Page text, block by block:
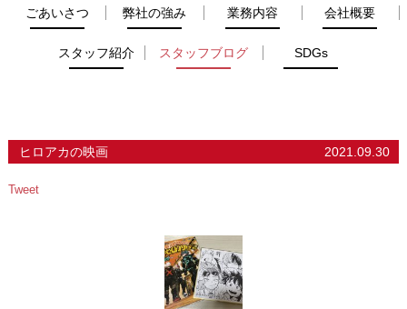
ごあいさつ 弊社の強み 業務内容 会社概要
スタッフ紹介 スタッフブログ SDGs
ヒロアカの映画 2021.09.30
Tweet